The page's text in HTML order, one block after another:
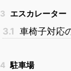
3 エスカレーター
3.1 車椅子対応
4 駐車場